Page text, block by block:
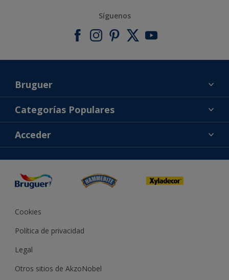
Síguenos
Bruguer
Acerca de Bruguer
Contacta con nosotros
Buscar una tienda
Categorías Populares
Colores
Productos
Inspiración
Consejos
Acceder
Cookies
Política de privacidad
Legal
Otros sitios de AkzoNobel